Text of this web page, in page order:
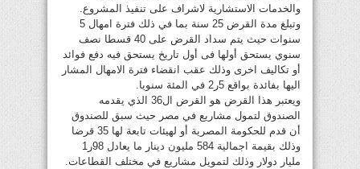
والخدمات الاستشارية لاشراف على تنفيذ المشروع.
وتبلغ مدة القرض 25 سنة بما في ذلك فترة امهال 5
سنوات حيث يتم سداد القرض على 40 قسطا نصف
سنوي يستحق أولها فى أول تاريخ يستحق فيه دفع فوائد
أو تكاليف اخرى وذلك عقب انقضاء فترة الامهال المشار
اليها بفائدة بواقع 5ر2 في المئة سنويا.
ويعتبر هذا القرض هو القرض ال36 الذي يقدمه
الصندوق لتمول مشاريع في مصر حيث سبق للصندوق
أن قدم للحكومة المصرية أو لهيئات تابعة لها 35 قرضا
وذلك بقيمة اجمالية 584 مليون دينار ما يعادل 98ر1
مليار دولار وذلك لتمويل مشاريع في مختلف القطاعات.